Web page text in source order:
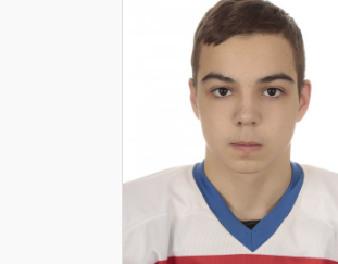
Хват клюшки:
Правый
Дата заявки:
02.02.2021